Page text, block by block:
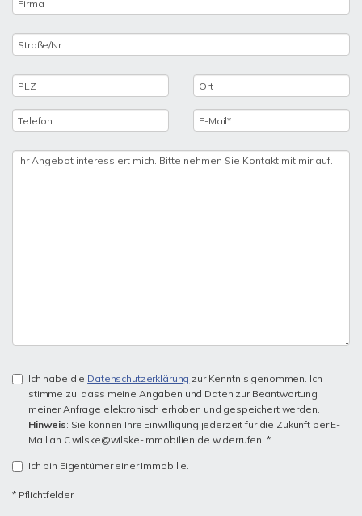
Ich habe die Datenschutzerklärung zur Kenntnis genommen. Ich
stimme zu, dass meine Angaben und Daten zur Beantwortung
meiner Anfrage elektronisch erhoben und gespeichert werden.
Hinweis: Sie können Ihre Einwilligung jederzeit für die Zukunft per E-
Mail an C.wilske@wilske-immobilien.de widerrufen. *
Ich bin Eigentümer einer Immobilie.
* Pflichtfelder